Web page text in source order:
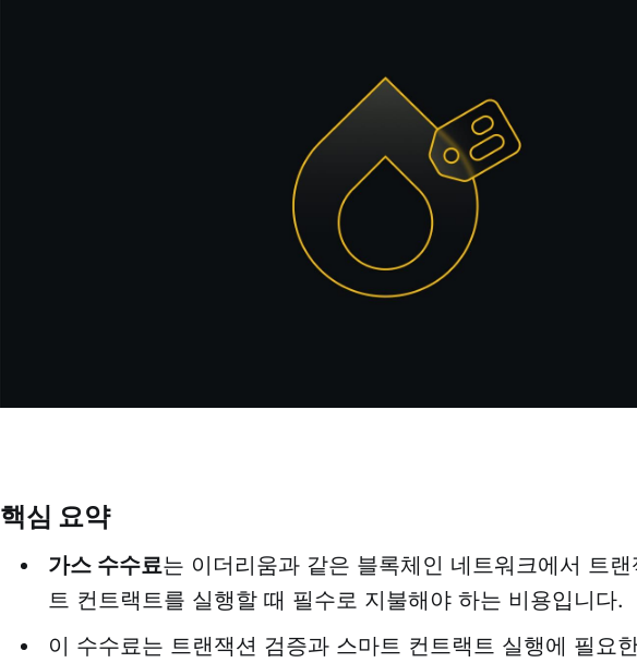
핵심 요약
가스 수수료는 이더리움과 같은 블록체인 네트워크에서 트
트 컨트랙트를 실행할 때 필수로 지불해야 하는 비용입니다.
이 수수료는 트랜잭션 검증과 스마트 컨트랙트 실행에 필요